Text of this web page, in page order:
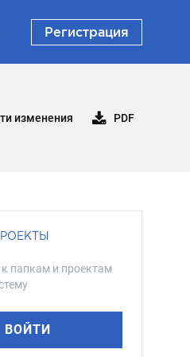
Регистрация
изменения PDF
папкам и проектам
ВОЙТИ